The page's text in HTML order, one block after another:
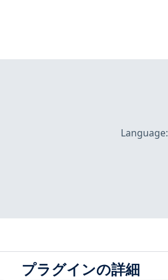
Language:
プラグインの詳細